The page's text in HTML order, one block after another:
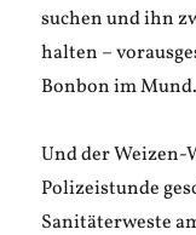
suchen und ihn
halten –
Bonbon im Mund.
Und der
Polizeistunde
Sanitäterweste